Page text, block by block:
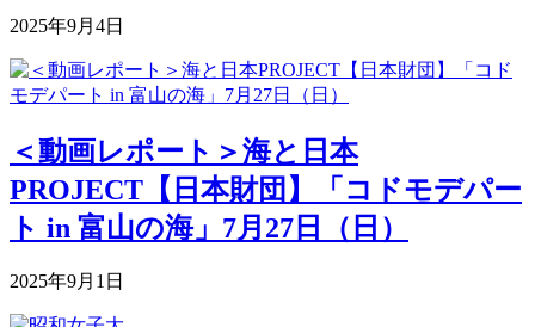
2025年9月4日
＜動画レポート＞海と日本
PROJECT【日本財団】「コドモデパー
ト in 富山の海」7月27日（日）
2025年9月1日